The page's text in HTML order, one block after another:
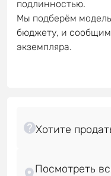
подлинностью.
Мы подберём
бюджету, и сообщим
экземпляра.
Посмотреть